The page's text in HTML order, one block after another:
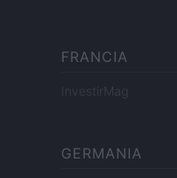
FRANCIA
InvestirMag
GERMANIA